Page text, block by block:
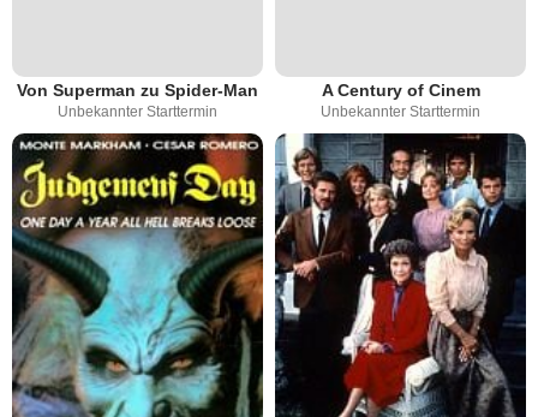
Von Superman zu Spider-Man
Unbekannter Starttermin
A Century of Cinem
Unbekannter Starttermin